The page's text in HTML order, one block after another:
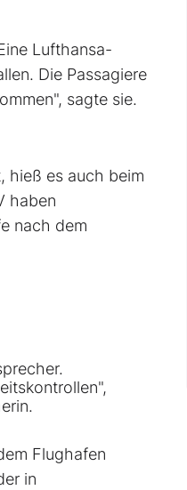
Lufthansa-
Die Passagiere
sagte sie.
hieß es auch beim
haben
nach dem
Flughafen
in